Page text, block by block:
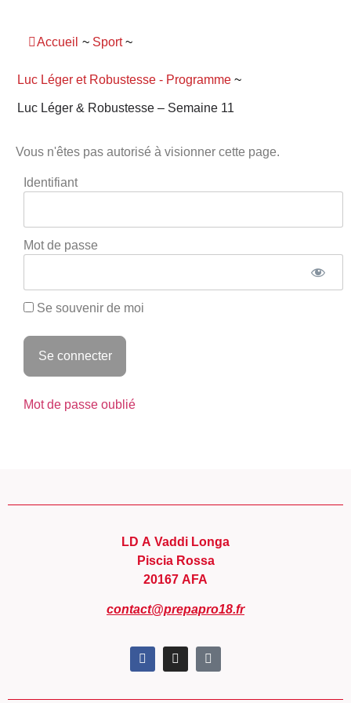
Accueil ~ Sport ~
Luc Léger et Robustesse - Programme ~
Luc Léger & Robustesse – Semaine 11
Vous n'êtes pas autorisé à visionner cette page.
Identifiant
Mot de passe
Se souvenir de moi
Mot de passe oublié
LD A Vaddi Longa
Piscia Rossa
20167 AFA
contact@prepapro18.fr